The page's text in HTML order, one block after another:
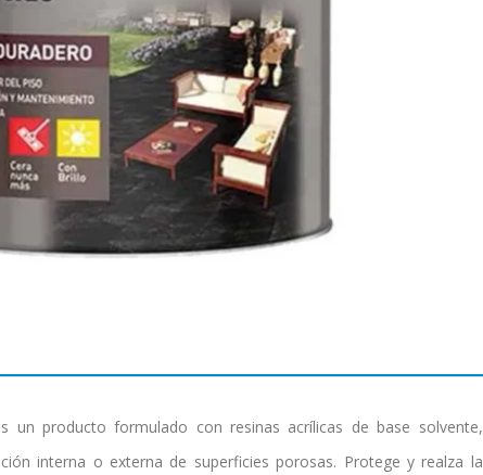
un producto formulado con resinas acrílicas de base solvente,
interna o externa de superficies porosas. Protege y realza la